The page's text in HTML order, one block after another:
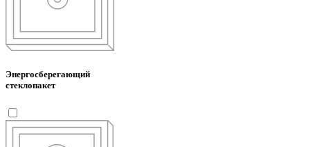
Энергосберегающий
стеклопакет